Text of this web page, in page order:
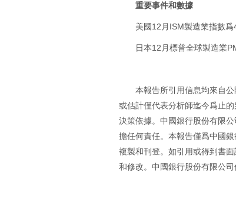
重要事件和數據
美國12月ISM製造業指數爲
日本12月標普全球製造業
本報告所引用信息均來自
或估計僅代表分析師迄今爲止
決策依據。中國銀行股份有限
擔任何責任。本報告僅爲中國
複製和刊登。如引用或得到書
和修改。中國銀行股份有限公